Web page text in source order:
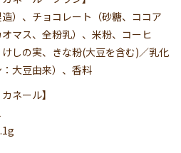
）、チョコレート（砂糖、ココア
マス、全粉乳）、米粉、コーヒ
しの実、きな粉(大豆を含む)／乳化
大豆由来）、香料
ネール】